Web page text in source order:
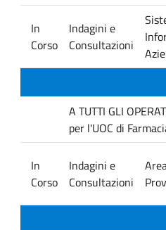
In
Corso
Indagini e
Consultazioni
A TUTTI GLI
per l'UOC di
In
Corso
Indagini e
Consultazioni